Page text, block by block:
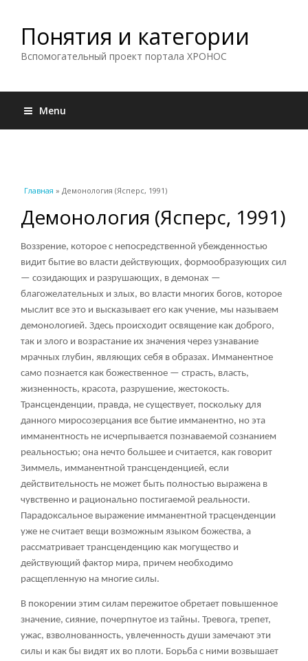
Понятия и категории
Вспомогательный проект портала ХРОНОС
Menu
Вы здесь
Главная » Демонология (Ясперс, 1991)
Демонология (Ясперс, 1991)
Воззрение, которое с непосредственной убежденностью
видит бытие во власти действующих, формообразующих сил
— созидающих и разрушающих, в демонах —
благожелательных и злых, во власти многих богов, которое
мыслит все это и высказывает его как учение, мы называем
демонологией. Здесь происходит освящение как доброго,
так и злого и возрастание их значения через узнавание
мрачных глубин, являющих себя в образах. Имманентное
само познается как божественное — страсть, власть,
жизненность, красота, разрушение, жестокость.
Трансценденции, правда, не существует, поскольку для
данного миросозерцания все бытие имманентно, но эта
имманентность не исчерпывается познаваемой сознанием
реальностью; она нечто большее и считается, как говорит
Зиммель, имманентной трансценденцией, если
действительность не может быть полностью выражена в
чувственно и рационально постигаемой реальности.
Парадоксальное выражение имманентной трасценденции
уже не считает вещи возможным языком божества, а
рассматривает трансценденцию как могущество и
действующий фактор мира, причем необходимо
расщепленную на многие силы.
В покорении этим силам пережитое обретает повышенное
значение, сияние, почерпнутое из тайны. Тревога, трепет,
ужас, взволнованность, увлеченность души замечают эти
силы и как бы видят их во плоти. Борьба с ними возвышает